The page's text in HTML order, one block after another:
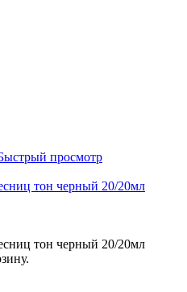
просмотр
тон черный 20/20мл
тон черный 20/20мл